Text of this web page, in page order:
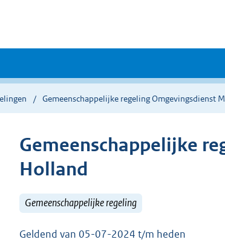
Gemeenschappelijke regeling Omgevingsdienst
Gemeenschappelijke
Holland
Gemeenschappelijke regeling
Geldend van 05-07-2024 t/m heden